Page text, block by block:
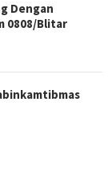
Dengan
0808/Blitar